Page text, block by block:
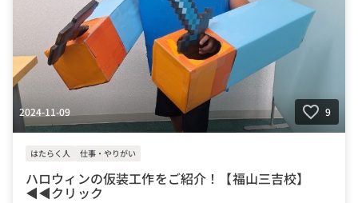
2024-11-09 9
はたらく人 仕事・やりがい
ハロウィンの仮装工作をご紹介！【福山三吉校】
◀◀クリック